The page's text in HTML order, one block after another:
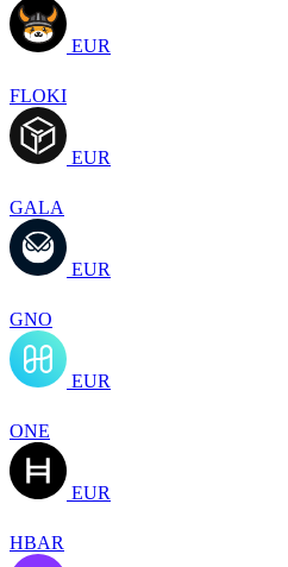
EUR
FLOKI
EUR
GALA
EUR
GNO
EUR
ONE
EUR
HBAR